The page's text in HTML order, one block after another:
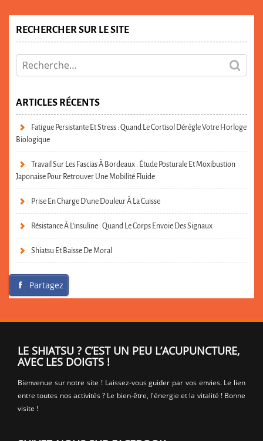
RECHERCHER SUR LE SITE
ARTICLES RÉCENTS
Fatigue Persistante Et Stress : Quand Le Cortisol Dérègle Votre Horloge
Biologique
Travail Sur Les Fascias À Bordeaux : Étude Posturale Et Moxibustion
Japonaise Pour Retrouver Une Mobilité Fluide
Prise En Charge D’une Douleur À La Cuisse
Résistance À L’insuline : Quand Le Corps Envoie Des Signaux
Shiatsu Et Baisse De Moral
Partagez
LE SHIATSU ? C’EST UN PEU L’ACUPUNCTURE,
AVEC LES DOIGTS !
Bienvenue sur notre site ! Laissez-vous guider par vos envies. Le lien
entre toutes nos activités ? Le bien-être, l'énergie et la vitalité ! Bonne
visite !